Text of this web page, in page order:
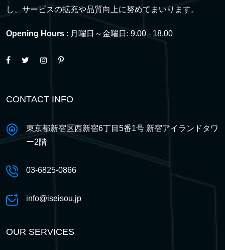
し、サービスの拡充や品質向上に努めてまいります。
Opening Hours : 月曜日～金曜日: 9.00 - 18.00
CONTACT INFO
東京都新宿区西新宿6丁目5番1号 新宿アイランドタワ
ー2階
03-6825-0866
info@iseisou.jp
OUR SERVICES